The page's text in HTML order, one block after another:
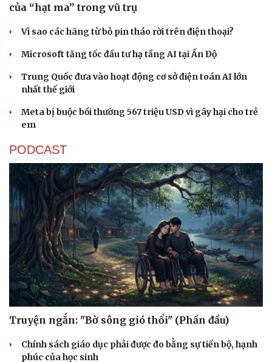
Sức khỏe
Dinh dưỡng - món ngon
Cây thuốc
Sản phụ khoa
Nam khoa
Phòng mạch online
Ăn sạch sống khỏe
Đời sống
Blog
Tình yêu - Gia đình
của “hạt ma” trong vũ trụ
Vì sao các hãng từ bỏ pin tháo rời trên điện thoại?
Microsoft tăng tốc đầu tư hạ tầng AI tại Ấn Độ
Trung Quốc đưa vào hoạt động cơ sở điện toán AI lớn
nhất thế giới
Meta bị buộc bồi thường 567 triệu USD vì gây hại cho trẻ
em
PODCAST
Truyện ngắn: "Bờ sông gió thổi" (Phần đầu)
Chính sách giáo dục phải được đo bằng sự tiến bộ, hạnh
phúc của học sinh